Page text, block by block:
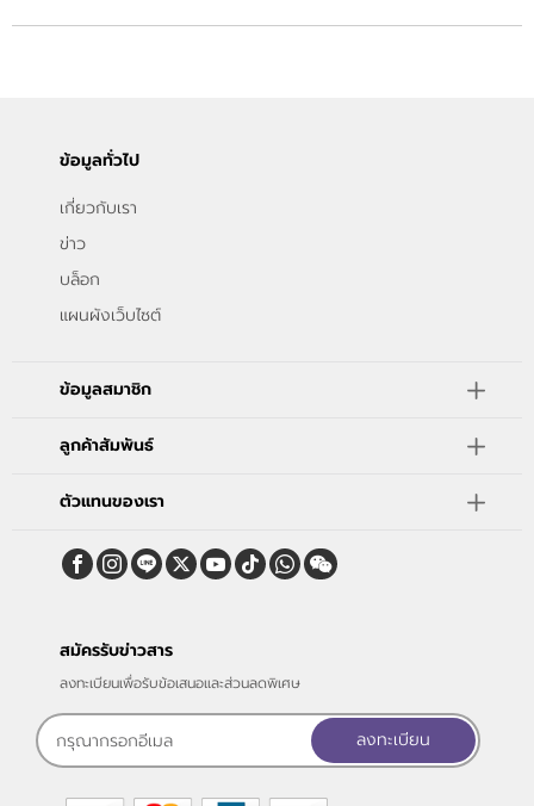
ข้อมูลทั่วไป
เกี่ยวกับเรา
ข่าว
บล็อก
แผนผังเว็บไซต์
ข้อมูลสมาชิก
ลูกค้าสัมพันธ์
ตัวแทนของเรา
สมัครรับข่าวสาร
ลงทะเบียนเพื่อรับข้อเสนอและส่วนลดพิเศษ
ลงทะเบียน